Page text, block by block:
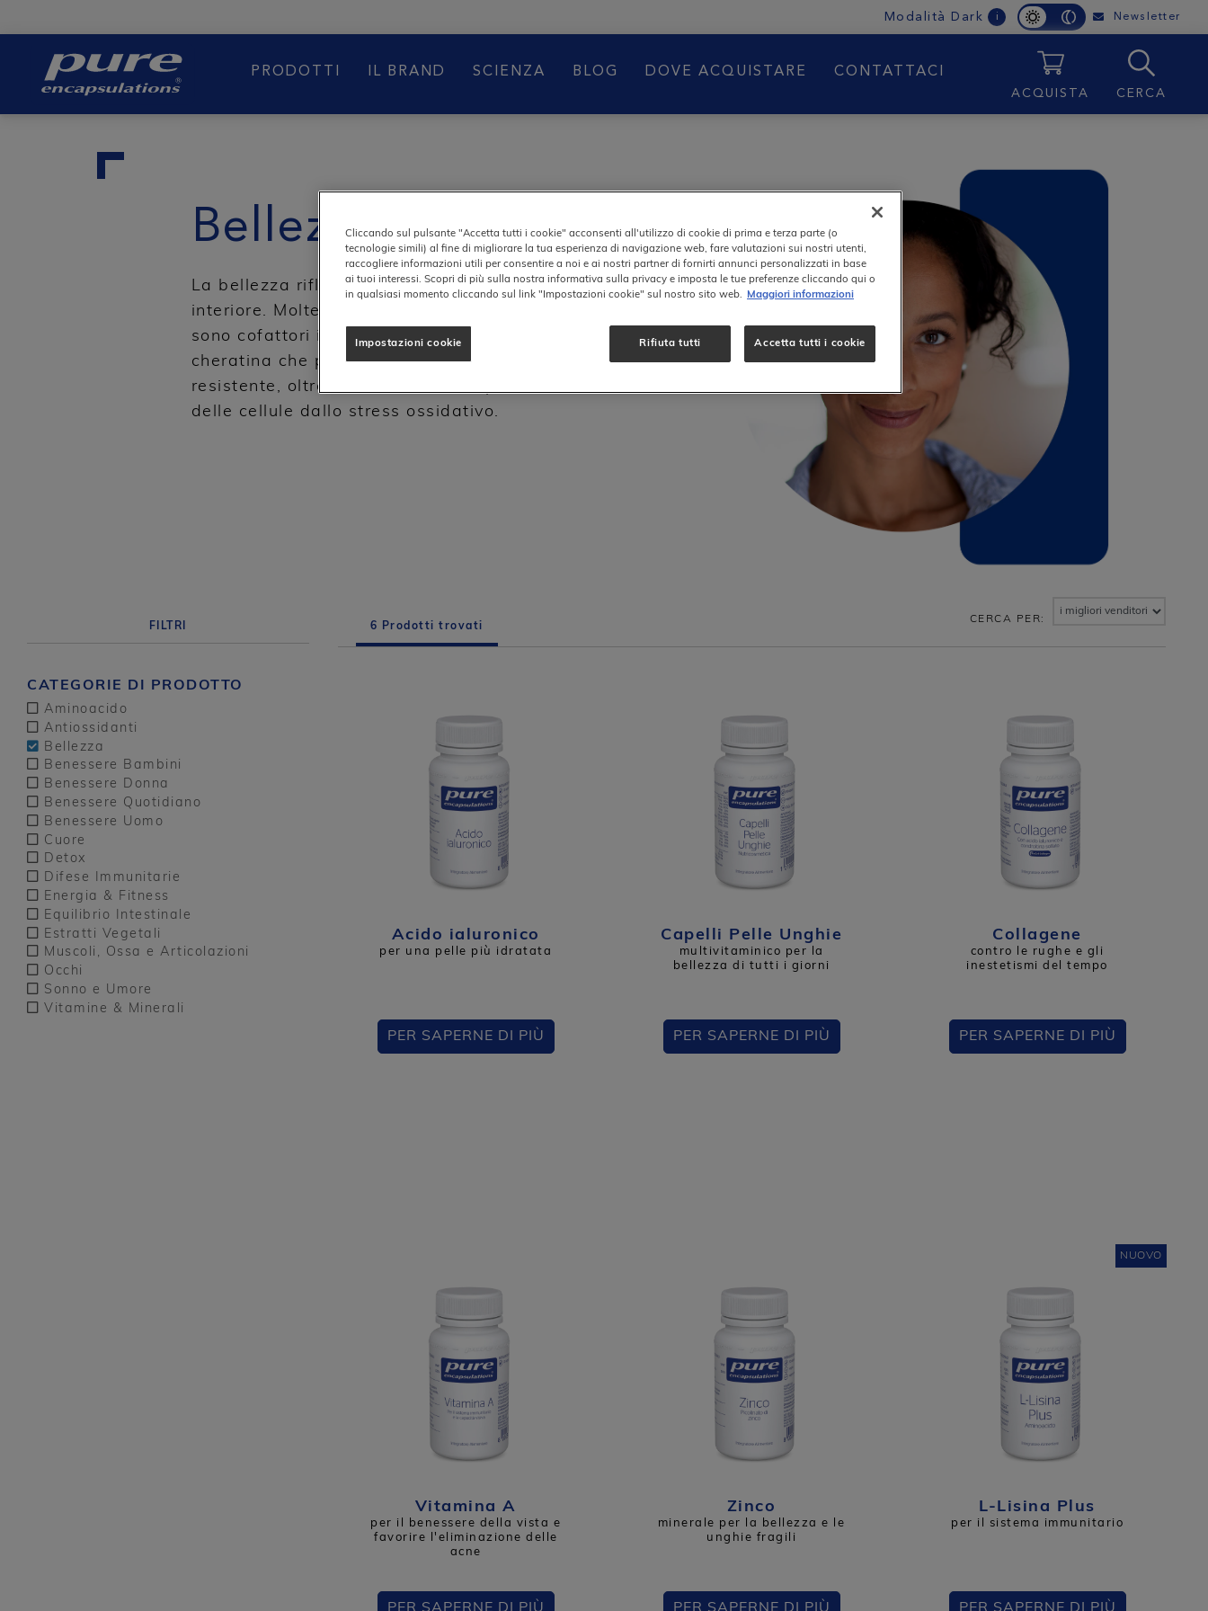
Modalità Dark i Newsletter
PRODOTTI IL BRAND SCIENZA BLOG DOVE ACQUISTARE CONTATTACI
ACQUISTA CERCA
Bellezza
La bellezza riflette il benessere e la salute
interiore. Molte vitamine, minerali e nutrienti
sono cofattori integrali di collagene e
cheratina che promuovono la pelle elastica e
resistente, oltre a contribuire alla protezione
delle cellule dallo stress ossidativo.
FILTRI
CATEGORIE DI PRODOTTO
Aminoacido
Antiossidanti
Bellezza
Benessere Bambini
Benessere Donna
Benessere Quotidiano
Benessere Uomo
Cuore
Detox
Difese Immunitarie
Energia & Fitness
Equilibrio Intestinale
Estratti Vegetali
Muscoli, Ossa e Articolazioni
Occhi
Sonno e Umore
Vitamine & Minerali
6 Prodotti trovati
CERCA PER:
Acido ialuronico​
per una pelle più idratata
PER SAPERNE DI PIÙ
Capelli Pelle Unghie
multivitaminico per la
bellezza di tutti i giorni
PER SAPERNE DI PIÙ
Collagene
contro le rughe e gli
inestetismi del tempo
PER SAPERNE DI PIÙ
Vitamina A
per il benessere della vista e
favorire l'eliminazione delle
acne
PER SAPERNE DI PIÙ
Zinco
minerale per la bellezza e le
unghie fragili
PER SAPERNE DI PIÙ
NUOVO
L-Lisina Plus
per il sistema immunitario
PER SAPERNE DI PIÙ
Cliccando sul pulsante "Accetta tutti i cookie" acconsenti all'utilizzo di cookie di prima e terza parte (o
tecnologie simili) al fine di migliorare la tua esperienza di navigazione web, fare valutazioni sui nostri utenti,
raccogliere informazioni utili per consentire a noi e ai nostri partner di fornirti annunci personalizzati in base
ai tuoi interessi. Scopri di più sulla nostra informativa sulla privacy e imposta le tue preferenze cliccando qui o
in qualsiasi momento cliccando sul link "Impostazioni cookie" sul nostro sito web.
Maggiori informazioni
Rifiuta tutti Accetta tutti i cookie
Impostazioni cookie